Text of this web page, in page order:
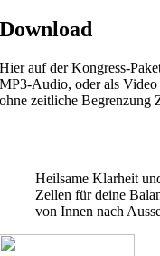
Download
Hier auf der Kongress-
MP3-Audio, oder als
ohne zeitliche Begrenzung
Heilsame Klarheit
Zellen für deine
von Innen nach